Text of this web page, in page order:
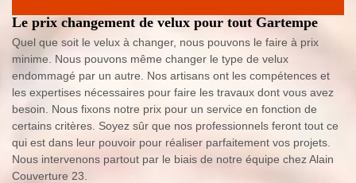
Le prix changement de velux pour tout Gartempe
Quel que soit le velux à changer, nous pouvons le faire à prix
minime. Nous pouvons même changer le type de velux
endommagé par un autre. Nos artisans ont les compétences et
les expertises nécessaires pour faire les travaux dont vous avez
besoin. Nous fixons notre prix pour un service en fonction de
certains critères. Soyez sûr que nos professionnels feront tout ce
qui est dans leur pouvoir pour réaliser parfaitement vos projets.
Nous intervenons partout par le biais de notre équipe chez Alain
Couverture 23.